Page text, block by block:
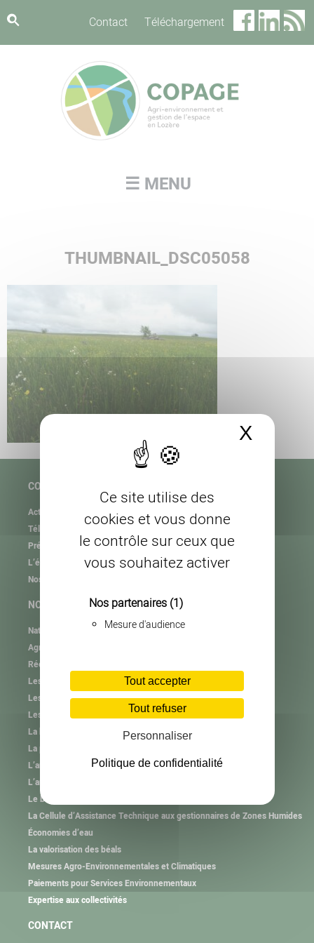
Ce site utilise des
cookies et vous donne
le contrôle sur ceux que
vous souhaitez activer
Nos partenaires (1)
Mesure d'audience
Tout accepter
Tout refuser
Personnaliser
Politique de confidentialité
X
Contact Téléchargement
☰ MENU
THUMBNAIL_DSC05058
COPAGE
Actualités
Téléchargement
Présentation de l’association
L’équipe
Nos partenaires
NOS MISSIONS
Natura 2000
Agrifaune
RéeL CPIE de Lozère
Les plastiques agricoles
Les autres collectes
Les consignes de tri
La haie et l’arbre hors forêt
La plantation et l’animation
L’animation des Groupements Pastoraux
L’animation des Associations Foncières Pastorales
Le brûlage pastoral
La Cellule d’Assistance Technique aux gestionnaires de Zones Humides
Économies d’eau
La valorisation des béals
Mesures Agro-Environnementales et Climatiques
Paiements pour Services Environnementaux
Expertise aux collectivités
CONTACT